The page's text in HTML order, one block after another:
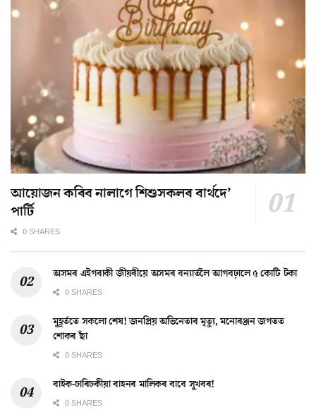
আয়োজন কৰিব নালাগে শিশুসকলৰ বাৰ্থদে’
পাৰ্টি
0 SHARES
অসমৰ এইগৰাকী জীয়ৰীয়ে অসমৰ বন্যাৰ্তলৈ আগবঢ়ালে ৫ কোটি টকা
0 SHARES
মুহূৰ্ততে সকলো শেষ! জনপ্ৰিয় অভিনেতাৰ মৃত্যু, মনোৰঞ্জন জগতত
শোকৰ ছাঁ
0 SHARES
বাইক-চাৰিচকীয়া বাহনৰ মালিকৰ বাবে সুখবৰ!
0 SHARES